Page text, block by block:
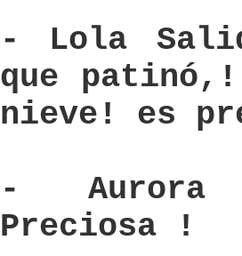
- Lola
que
nieve! es
- Aurora
Preciosa !